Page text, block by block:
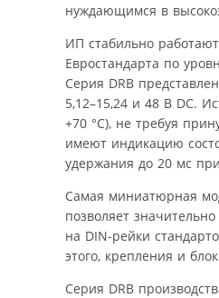
нуждающимся в
ИП стабильно
Евростандарта по
Серия DRB
5,12–15,24 и 48 В DC.
+70 °C), не требуя
имеют индикацию
удержания до 20 мс
Самая миниатюрная
позволяет
на DIN-рейки
этого, крепления и
Серия DRB